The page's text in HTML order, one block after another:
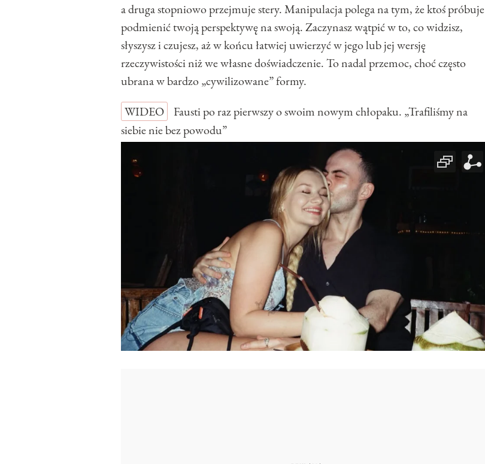
a druga stopniowo przejmuje stery. Manipulacja polega na tym, że ktoś próbuje
podmienić twoją perspektywę na swoją. Zaczynasz wątpić w to, co widzisz,
słyszysz i czujesz, aż w końcu łatwiej uwierzyć w jego lub jej wersję
rzeczywistości niż we własne doświadczenie. To nadal przemoc, choć często
ubrana w bardzo „cywilizowane” formy.
WIDEO
Fausti po raz pierwszy o swoim nowym chłopaku. „Trafiliśmy na
siebie nie bez powodu”